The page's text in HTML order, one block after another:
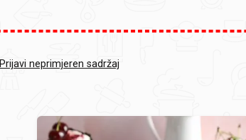
Prijavi neprimjeren sadržaj